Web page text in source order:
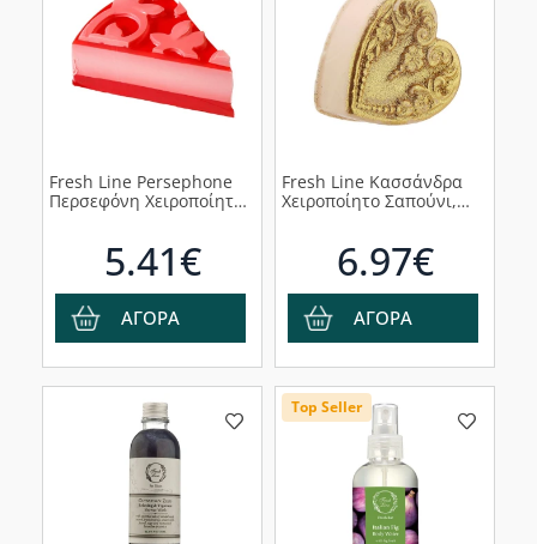
Fresh Line Persephone
Περσεφόνη Χειροποίητο
5.41€
ΑΓΟΡΑ
Fresh Line Κασσάνδρα
Χειροποίητο Σαπούνι,
6.97€
ΑΓΟΡΑ
Top Seller